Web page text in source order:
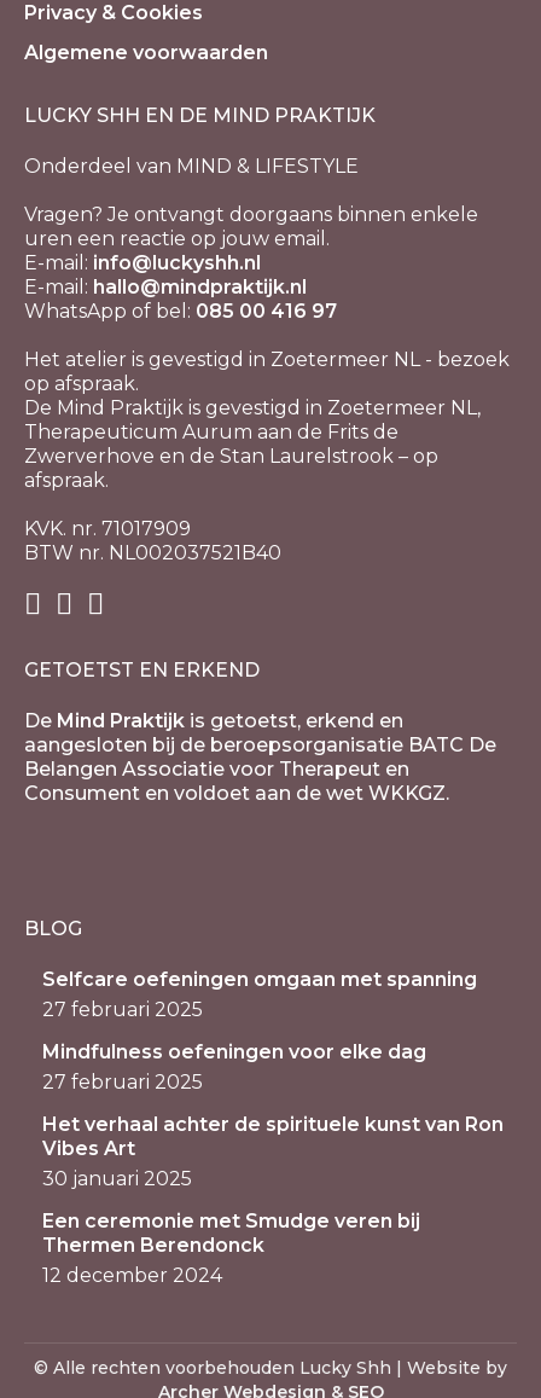
Privacy & Cookies
Algemene voorwaarden
LUCKY SHH EN DE MIND PRAKTIJK
Onderdeel van MIND & LIFESTYLE
Vragen? Je ontvangt doorgaans binnen enkele
uren een reactie op jouw email.
E-mail: info@luckyshh.nl
E-mail: hallo@mindpraktijk.nl
WhatsApp of bel: 085 00 416 97
Het atelier is gevestigd in Zoetermeer NL - bezoek
op afspraak.
De Mind Praktijk is gevestigd in Zoetermeer NL,
Therapeuticum Aurum aan de Frits de
Zwerverhove en de Stan Laurelstrook – op
afspraak.
KVK. nr. 71017909
BTW nr. NL002037521B40
GETOETST EN ERKEND
De Mind Praktijk is getoetst, erkend en
aangesloten bij de beroepsorganisatie BATC De
Belangen Associatie voor Therapeut en
Consument en voldoet aan de wet WKKGZ.
BLOG
Selfcare oefeningen omgaan met spanning
27 februari 2025
Mindfulness oefeningen voor elke dag
27 februari 2025
Het verhaal achter de spirituele kunst van Ron
Vibes Art
30 januari 2025
Een ceremonie met Smudge veren bij
Thermen Berendonck
12 december 2024
© Alle rechten voorbehouden Lucky Shh | Website by
Archer Webdesign & SEO